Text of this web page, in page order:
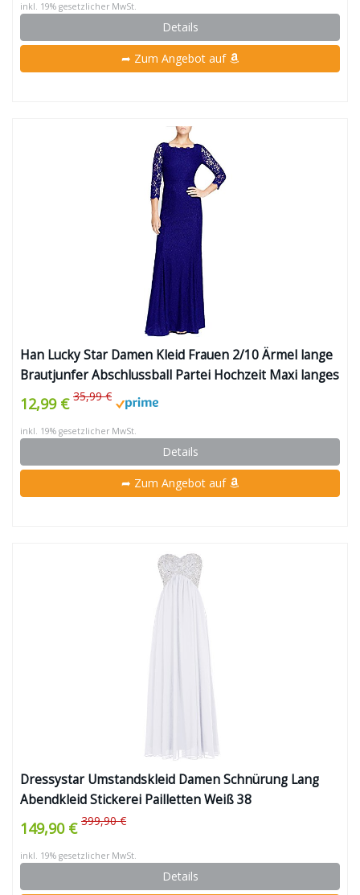
inkl. 19% gesetzlicher MwSt.
Details
➦ Zum Angebot auf
Han Lucky Star Damen Kleid Frauen 2/10 Ärmel lange
Brautjunfer Abschlussball Partei Hochzeit Maxi langes
Kleid Schwarz Blau
12,99 € 35,99 €
inkl. 19% gesetzlicher MwSt.
Details
➦ Zum Angebot auf
Dressystar Umstandskleid Damen Schnürung Lang
Abendkleid Stickerei Pailletten Weiß 38
149,90 € 399,90 €
inkl. 19% gesetzlicher MwSt.
Details